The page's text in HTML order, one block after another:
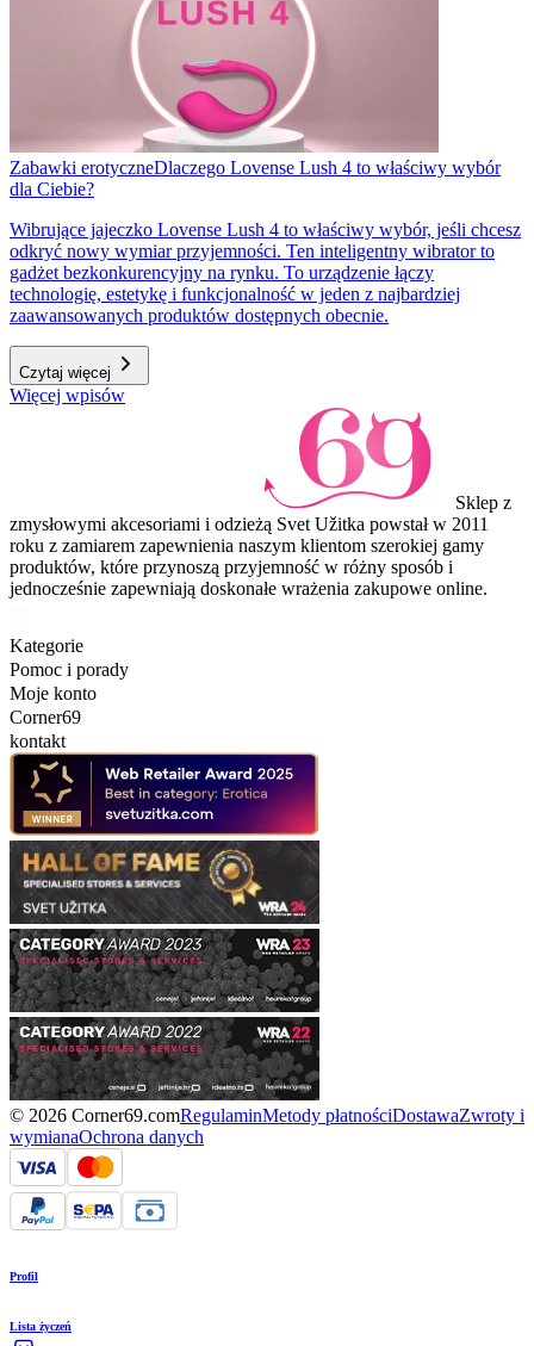
Zabawki erotyczneDlaczego Lovense Lush 4 to właściwy wybór
dla Ciebie?
Wibrujące jajeczko Lovense Lush 4 to właściwy wybór, jeśli chcesz
odkryć nowy wymiar przyjemności. Ten inteligentny wibrator to
gadżet bezkonkurencyjny na rynku. To urządzenie łączy
technologię, estetykę i funkcjonalność w jeden z najbardziej
zaawansowanych produktów dostępnych obecnie.
Czytaj więcej
Więcej wpisów
Sklep z
zmysłowymi akcesoriami i odzieżą Svet Užitka powstał w 2011
roku z zamiarem zapewnienia naszym klientom szerokiej gamy
produktów, które przynoszą przyjemność w różny sposób i
jednocześnie zapewniają doskonałe wrażenia zakupowe online.
Kategorie
Pomoc i porady
Moje konto
Corner69
kontakt
© 2026 Corner69.comRegulaminMetody płatnościDostawaZwroty i
wymianaOchrona danych
Profil
Lista życzeń